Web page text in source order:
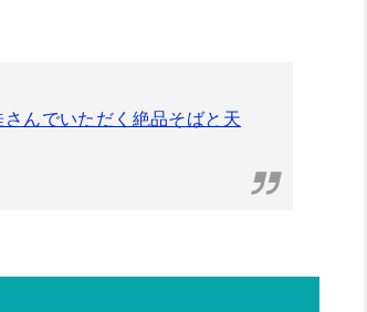
んでいただく絶品そばと天